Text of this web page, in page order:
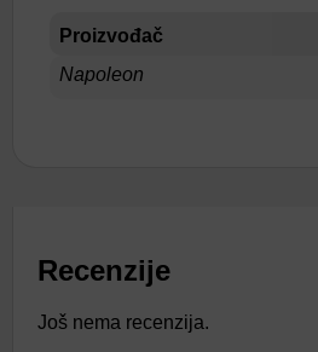
Proizvođač
Napoleon
Recenzije
Još nema recenzija.